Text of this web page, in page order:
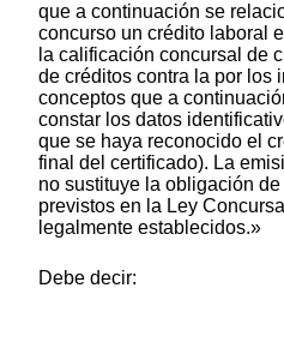
que a continuación se
concurso un crédito laboral
la calificación concursal de
de créditos contra la por los
conceptos que a
constar los datos
que se haya reconocido el
final del certificado). La
no sustituye la obligación
previstos en la Ley
legalmente establecidos.»
Debe decir: